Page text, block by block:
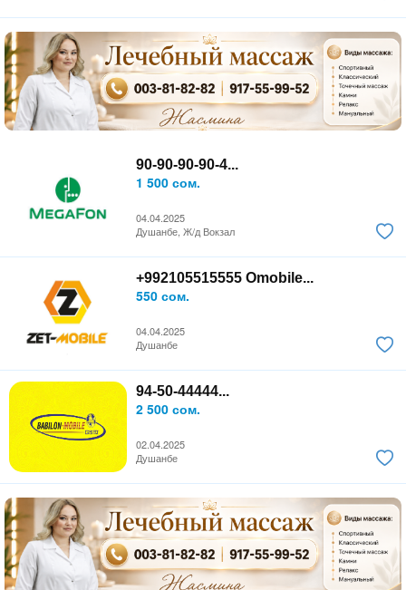
90-90-90-90-4...
1 500 сом.
04.04.2025
Душанбе, Ж/д Вокзал
+992105515555 Omobile...
550 сом.
04.04.2025
Душанбе
94-50-44444...
2 500 сом.
02.04.2025
Душанбе